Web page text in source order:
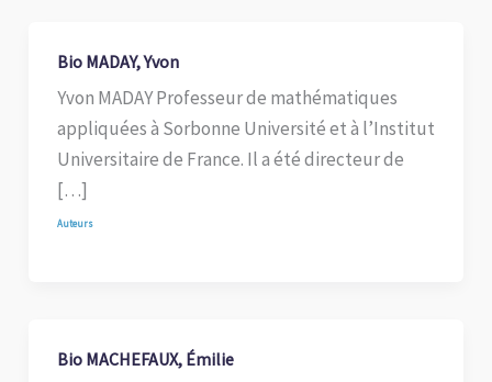
Bio MADAY, Yvon
Yvon MADAY Professeur de mathématiques
appliquées à Sorbonne Université et à l’Institut
Universitaire de France. Il a été directeur de
[…]
Auteurs
Bio MACHEFAUX, Émilie